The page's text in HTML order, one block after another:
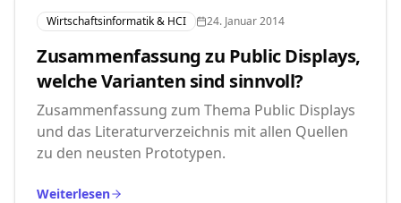
Wirtschaftsinformatik & HCI 24. Januar 2014
Zusammenfassung zu Public Displays,
welche Varianten sind sinnvoll?
Zusammenfassung zum Thema Public Displays
und das Literaturverzeichnis mit allen Quellen
zu den neusten Prototypen.
Weiterlesen